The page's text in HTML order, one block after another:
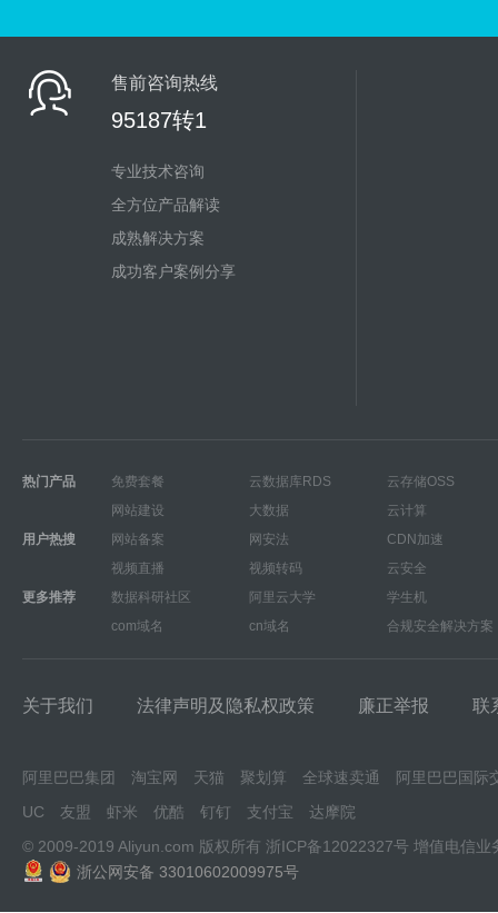
售前咨询热线
95187转1
专业技术咨询
全方位产品解读
成熟解决方案
成功客户案例分享
热门产品 免费套餐 云数据库RDS
云存储OSS
网站建设
大数据
云计算
用户热搜
网站备案 网安法
CDN加速
视频直播
视频转码
云安全
更多推荐
数据科研社区 阿里云大学
学生机
com域名
cn域名 合规安全解决方案
关于我们 法律声明及隐私权政策 廉正举报 联
阿里巴巴集团 淘宝网 天猫 聚划算 全球速卖通
阿里巴巴国际
UC
友盟 虾米 优酷 钉钉 支付宝
达摩院
© 2009-2019 Aliyun.com 版权所有 浙ICP备12022327号 增值电信业
浙公网安备 33010602009975号